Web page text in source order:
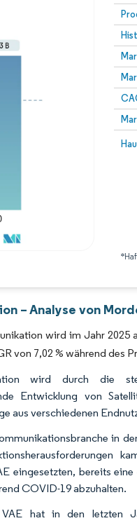
erfordert Namensnennung gemäß
– Analyse von
wird im Jahr 2025
von 7,02 % während des
wird durch die
Entwicklung von
aus verschiedenen
in
eingesetzten, bereits
COVID-19 abzuhalten.
VAE hat in den letzten